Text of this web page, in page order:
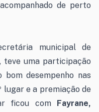
de perto
municipal de
, teve uma participação
desempenho nas
lugar e a premiação de
ficou com
Fayrane,